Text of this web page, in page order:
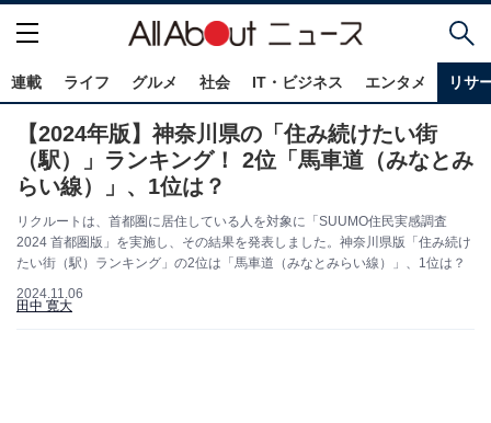
連載 ライフ グルメ 社会 IT・ビジネス エンタメ リサ
【2024年版】神奈川県の「住み続けたい街
（駅）」ランキング！ 2位「馬車道（みなとみ
らい線）」、1位は？
リクルートは、首都圏に居住している人を対象に「SUUMO住民実感調査
2024 首都圏版」を実施し、その結果を発表しました。神奈川県版「住み続け
たい街（駅）ランキング」の2位は「馬車道（みなとみらい線）」、1位は？
2024.11.06
田中 寛大